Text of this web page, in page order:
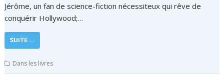
Jérôme, un fan de science-fiction nécessiteux qui rêve de
conquérir Hollywood;…
SUITE ...
Dans les livres